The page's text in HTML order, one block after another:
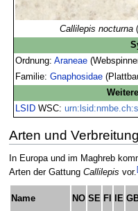
Callilepis nocturna (
Ordnung:Araneae
Familie:Gnaphosidae
LSID WSC:
Arten und Verbreitung
In Europa und im Maghreb
Arten der Gattung Callilepis vor.
Name NO SE FI IE